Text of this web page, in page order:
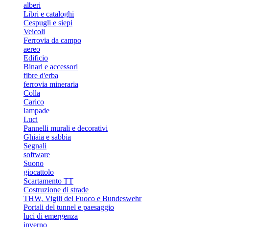
alberi
Libri e cataloghi
Cespugli e siepi
Veicoli
Ferrovia da campo
aereo
Edificio
Binari e accessori
fibre d'erba
ferrovia mineraria
Colla
Carico
lampade
Luci
Pannelli murali e decorativi
Ghiaia e sabbia
Segnali
software
Suono
giocattolo
Scartamento TT
Costruzione di strade
THW, Vigili del Fuoco e Bundeswehr
Portali del tunnel e paesaggio
luci di emergenza
inverno